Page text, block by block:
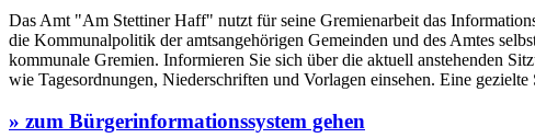
Das Amt "Am Stettiner Haff" nutzt für seine Gremienarbeit das
die Kommunalpolitik der amtsangehörigen Gemeinden und des Amtes
kommunale Gremien. Informieren Sie sich über die aktuell anstehenden
wie Tagesordnungen, Niederschriften und Vorlagen einsehen. Eine
» zum Bürgerinformationssystem gehen